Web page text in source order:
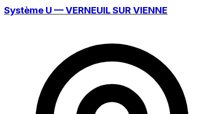
Système U — VERNEUIL SUR VIENNE